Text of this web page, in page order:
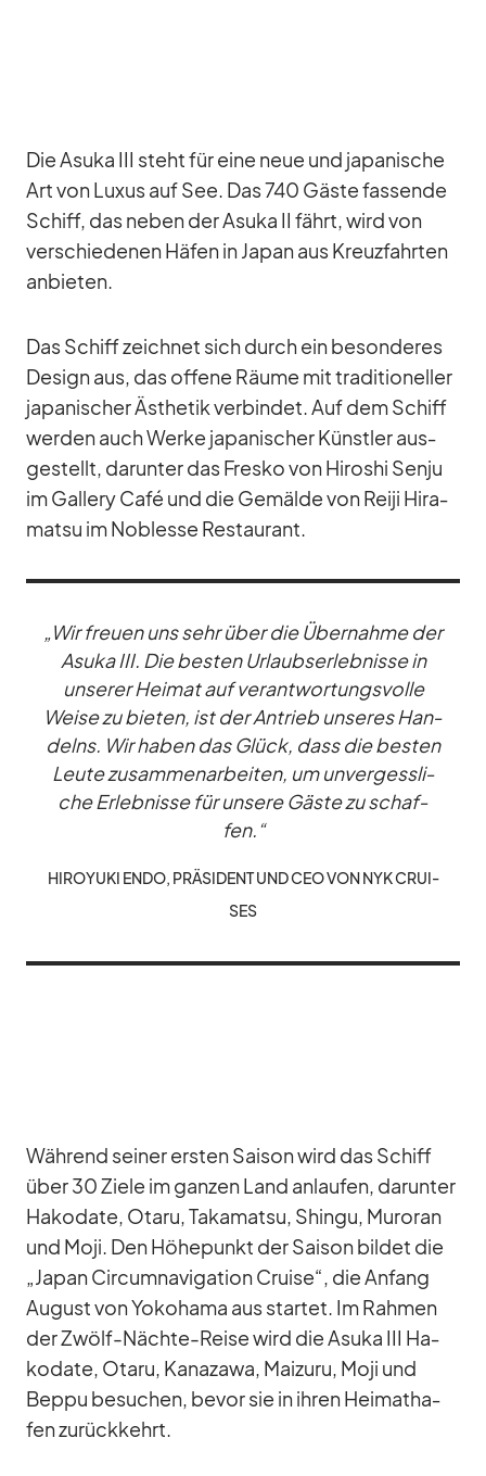
Die Asuka III steht für eine neue und ja­pa­ni­sche
Art von Lu­xus auf See. Das 740 Gäste fas­sende
Schiff, das ne­ben der Asuka II fährt, wird von
ver­schie­de­nen Hä­fen in Ja­pan aus Kreuz­fahr­ten
an­bie­ten.
Das Schiff zeich­net sich durch ein be­son­de­res
De­sign aus, das of­fene Räume mit tra­di­tio­nel­ler
ja­pa­ni­scher Äs­the­tik ver­bin­det. Auf dem Schiff
wer­den auch Werke ja­pa­ni­scher Künst­ler aus­
ge­stellt, dar­un­ter das Fresko von Hi­ro­shi Senju
im Gal­lery Café und die Ge­mälde von Reiji Hi­ra­
matsu im No­blesse Re­stau­rant.
„Wir freuen uns sehr über die Über­nahme der
Asuka III. Die bes­ten Ur­laubs­er­leb­nisse in
un­se­rer Hei­mat auf ver­ant­wor­tungs­volle
Weise zu bie­ten, ist der An­trieb un­se­res Han­
delns. Wir ha­ben das Glück, dass die bes­ten
Leute zu­sam­men­ar­bei­ten, um un­ver­gess­li­
che Er­leb­nisse für un­sere Gäste zu schaf­
fen.“
HI­ROY­UKI ENDO, PRÄ­SI­DENT UND CEO VON NYK CRUI­
SES
Wäh­rend sei­ner ers­ten Sai­son wird das Schiff
über 30 Ziele im gan­zen Land an­lau­fen, dar­un­ter
Ha­ko­date, Ot­aru, Takamatsu, Shingu, Mu­roran
und Moji. Den Hö­he­punkt der Sai­son bil­det die
„Ja­pan Cir­cum­na­vi­ga­tion Cruise“, die An­fang
Au­gust von Yo­ko­hama aus star­tet. Im Rah­men
der Zwölf-Nächte-Reise wird die Asuka III Ha­
ko­date, Ot­aru, Ka­na­zawa, Mai­zuru, Moji und
Beppu be­su­chen, be­vor sie in ih­ren Hei­mat­ha­
fen zu­rück­kehrt.